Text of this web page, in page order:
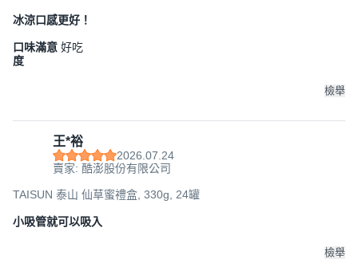
冰涼口感更好！
口味滿意
度
好吃
檢舉
王*裕
2026.07.24
賣家: 酷澎股份有限公司
TAISUN 泰山 仙草蜜禮盒, 330g, 24罐
小吸管就可以吸入
檢舉